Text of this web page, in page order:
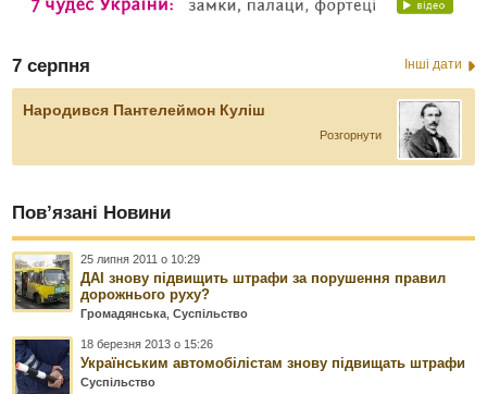
7 серпня Інші дати
Народився Пантелеймон Куліш
Розгорнути
Пов’язані Новини
25 липня 2011 о 10:29
ДАІ знову підвищить штрафи за порушення правил
дорожнього руху?
Громадянська,Суспільство
18 березня 2013 о 15:26
Українським автомобілістам знову підвищать штрафи
Суспільство